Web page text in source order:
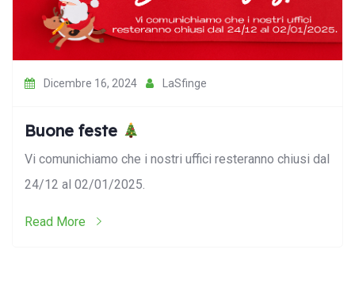
Dicembre 16, 2024 LaSfinge
Buone feste
Vi comunichiamo che i nostri uffici resteranno chiusi dal
24/12 al 02/01/2025.
Read More